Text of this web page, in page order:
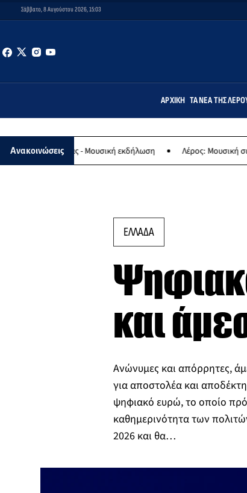
Σάββατο, 8 Αυγούστου 2026, 15:03
ΑΡΧΙΚΉ ΤΑ ΝΈΑ ΤΗΣ
Ανακοινώσεις
- Μουσική εκδήλωση Λέρος: Μουσική συναυλία των
ΕΛΛΑΔΑ
και
Ανώνυμες και απόρρητες,
για αποστολέα και
ψηφιακό ευρώ, το οποίο
καθημερινότητα των
2026 και θα…